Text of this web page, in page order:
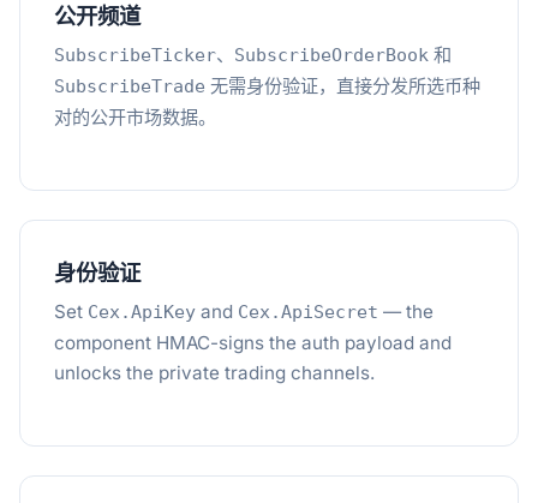
公开频道
SubscribeTicker、 SubscribeOrderBook 和
SubscribeTrade 无需身份验证，直接分发所选币种
对的公开市场数据。
身份验证
Set Cex.ApiKey and Cex.ApiSecret — the
component HMAC-signs the auth payload and
unlocks the private trading channels.